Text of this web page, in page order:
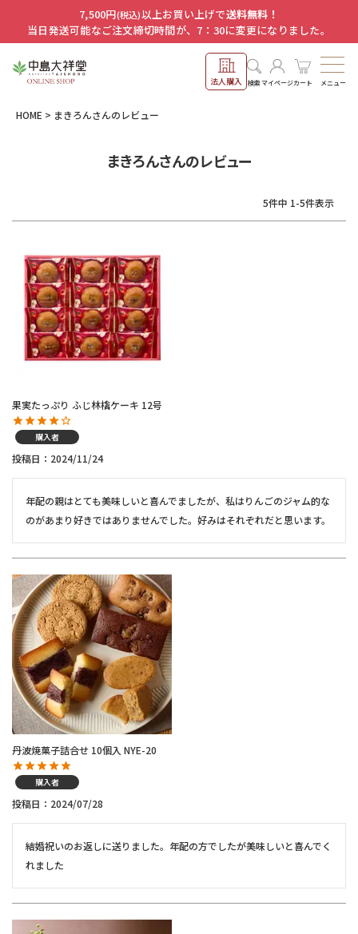
7,500円(税込)以上お買い上げで送料無料！
当日発送可能なご注文締切時間が、7：30に変更になりました。
法人購入 検索マイページカート メニュー
HOME まきろんさんのレビュー
まきろんさんのレビュー
5件中 1-5件表示
果実たっぷり ふじ林檎ケーキ 12号
購入者
投稿日 2024/11/24
年配の親はとても美味しいと喜んでましたが、私はりんごのジャム的な
のがあまり好きではありませんでした。好みはそれぞれだと思います。
丹波焼菓子詰合せ 10個入 NYE-20
購入者
投稿日 2024/07/28
結婚祝いのお返しに送りました。年配の方でしたが美味しいと喜んでく
れました